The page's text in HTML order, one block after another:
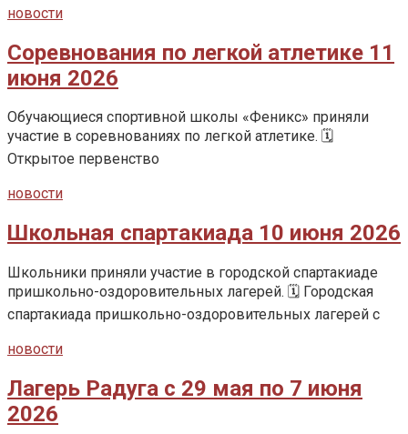
новости
Соревнования по легкой атлетике 11
июня 2026
Обучающиеся спортивной школы «Феникс» приняли
участие в соревнованиях по легкой атлетике. 🗓️
Открытое первенство
новости
Школьная спартакиада 10 июня 2026
Школьники приняли участие в городской спартакиаде
пришкольно-оздоровительных лагерей. 🗓️ Городская
спартакиада пришкольно-оздоровительных лагерей с
новости
Лагерь Радуга с 29 мая по 7 июня
2026